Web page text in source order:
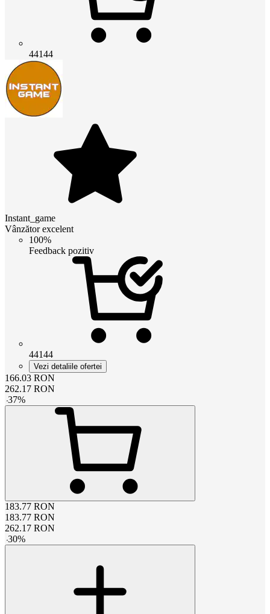
44144
Instant_game
Vânzător excelent
100%
Feedback pozitiv
44144
Vezi detaliile ofertei
166.03 RON
262.17 RON
-37%
183.77 RON
183.77 RON
262.17 RON
-30%